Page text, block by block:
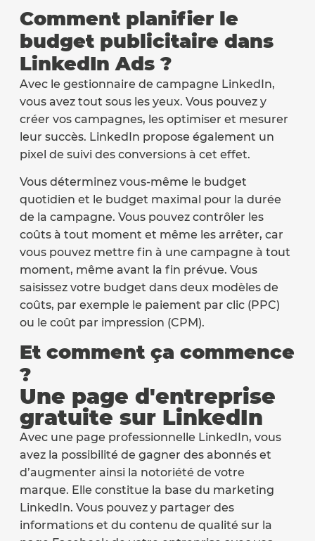
Comment planifier le
budget publicitaire dans
LinkedIn Ads ?
Avec le gestionnaire de campagne LinkedIn,
vous avez tout sous les yeux. Vous pouvez y
créer vos campagnes, les optimiser et mesurer
leur succès. LinkedIn propose également un
pixel de suivi des conversions à cet effet.
Vous déterminez vous-même le budget
quotidien et le budget maximal pour la durée
de la campagne. Vous pouvez contrôler les
coûts à tout moment et même les arrêter, car
vous pouvez mettre fin à une campagne à tout
moment, même avant la fin prévue. Vous
saisissez votre budget dans deux modèles de
coûts, par exemple le paiement par clic (PPC)
ou le coût par impression (CPM).
Et comment ça commence
?
Une page d'entreprise
gratuite sur LinkedIn
Avec une page professionnelle LinkedIn, vous
avez la possibilité de gagner des abonnés et
d’augmenter ainsi la notoriété de votre
marque. Elle constitue la base du marketing
LinkedIn. Vous pouvez y partager des
informations et du contenu de qualité sur la